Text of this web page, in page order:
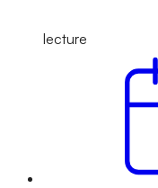
lecture